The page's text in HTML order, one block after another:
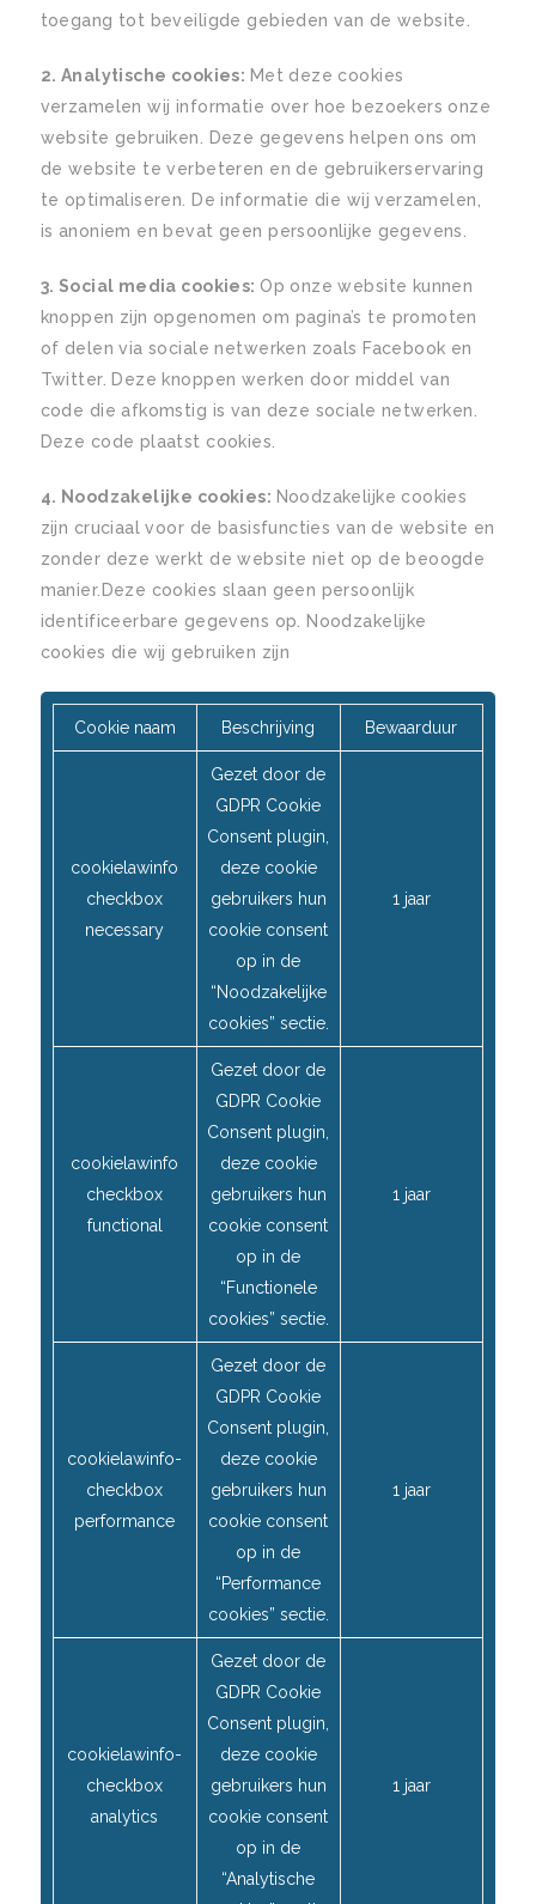
toegang tot beveiligde gebieden van de website.
2. Analytische cookies: Met deze cookies
verzamelen wij informatie over hoe bezoekers onze
website gebruiken. Deze gegevens helpen ons om
de website te verbeteren en de gebruikerservaring
te optimaliseren. De informatie die wij verzamelen,
is anoniem en bevat geen persoonlijke gegevens.
3. Social media cookies: Op onze website kunnen
knoppen zijn opgenomen om pagina’s te promoten
of delen via sociale netwerken zoals Facebook en
Twitter. Deze knoppen werken door middel van
code die afkomstig is van deze sociale netwerken.
Deze code plaatst cookies.
4. Noodzakelijke cookies: Noodzakelijke cookies
zijn cruciaal voor de basisfuncties van de website en
zonder deze werkt de website niet op de beoogde
manier.Deze cookies slaan geen persoonlijk
identificeerbare gegevens op. Noodzakelijke
cookies die wij gebruiken zijn
Cookie naam Beschrijving Bewaarduur
cookielawinfo
checkbox
necessary
Gezet door de
GDPR Cookie
Consent plugin,
deze cookie
gebruikers hun
cookie consent
op in de
“Noodzakelijke
cookies” sectie.
1 jaar
cookielawinfo
checkbox
functional
Gezet door de
GDPR Cookie
Consent plugin,
deze cookie
gebruikers hun
cookie consent
op in de
“Functionele
cookies” sectie.
1 jaar
cookielawinfo-
checkbox
performance
Gezet door de
GDPR Cookie
Consent plugin,
deze cookie
gebruikers hun
cookie consent
op in de
“Performance
cookies” sectie.
1 jaar
cookielawinfo-
checkbox
analytics
Gezet door de
GDPR Cookie
Consent plugin,
deze cookie
gebruikers hun
cookie consent
op in de
“Analytische
1 jaar